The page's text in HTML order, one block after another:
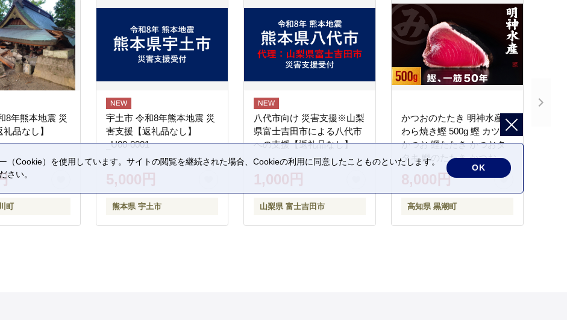
8年熊本地震 災
品なし】
町
宇土市 令和8年熊本地震 災
害支援【返礼品なし】
_U00-0001
5,000円
熊本県 宇土市
八代市向け 災害支援※山梨
県富士吉田市による八代市
への支援【返礼品なし】
1,000円
山梨県 富士吉田市
かつおのたたき 明神水産
わら焼き鰹 500g 鰹 カツオ
かつお 鰹たたき かつおタ
タキ 鰹のたたき かつおの
タタキ 藁焼き わら焼き 魚
さかな 海鮮 刺身 お刺身 冷
ご当地 本場 高知 黒潮町 ギ
フト 贈答品 人気 返礼品 ふ
8,000円
高知県 黒潮町
（Cookie）を使用しています。サイトの閲覧を継続された場合、Cookieの利用に同意したことものといたします。
さい。
OK